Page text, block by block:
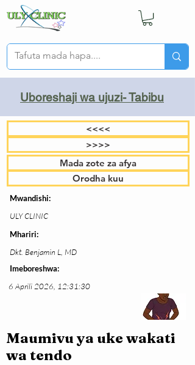
Uboreshaji wa ujuzi- Tabibu
<<<<
>>>>
Mada zote za afya
Orodha kuu
Mwandishi:
ULY CLINIC
Mhariri:
Dkt. Benjamin L, MD
Imeboreshwa:
6 Aprili 2026, 12:31:30
Maumivu ya uke wakati
wa tendo